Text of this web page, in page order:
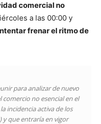
comercial no
a las 00:00 y
frenar el ritmo de
para analizar de nuevo
no esencial en el
incidencia activa de los
y que entraría en vigor